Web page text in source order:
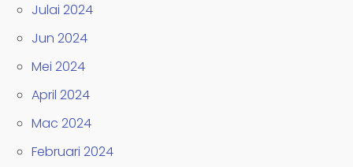
Julai 2024
Jun 2024
Mei 2024
April 2024
Mac 2024
Februari 2024